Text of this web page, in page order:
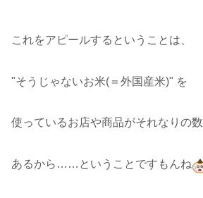
これをアピールするということは、
"そうじゃないお米(＝外国産米)" を
使っているお店や商品がそれなりの数
あるから……ということですもんね